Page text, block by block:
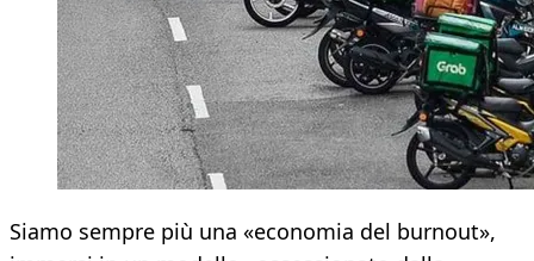
Siamo sempre più una «economia del burnout»,